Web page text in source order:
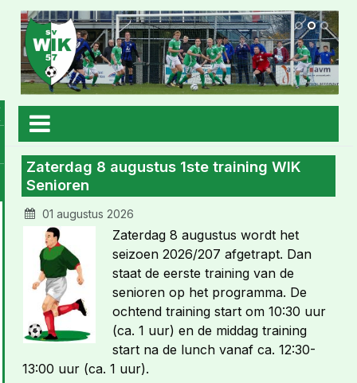
Zaterdag 8 augustus 1ste training WIK
Senioren
01 augustus 2026
Zaterdag 8 augustus wordt het
seizoen 2026/207 afgetrapt. Dan
staat de eerste training van de
senioren op het programma. De
ochtend training start om 10:30 uur
(ca. 1 uur) en de middag training
start na de lunch vanaf ca. 12:30-
13:00 uur (ca. 1 uur).